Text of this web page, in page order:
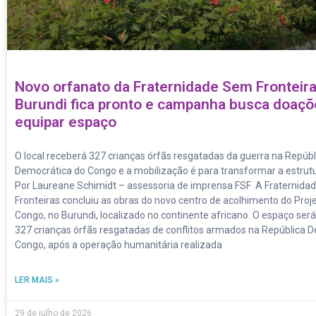
Novo orfanato da Fraternidade Sem
Burundi fica pronto e campanha busca
equipar espaço
O local receberá 327 crianças órfãs resgatadas da guerra na
Democrática do Congo e a mobilização é para transformar a
Por Laureane Schimidt – assessoria de imprensa FSF A
Fronteiras concluiu as obras do novo centro de acolhimento do
Congo, no Burundi, localizado no continente africano. O espaço
327 crianças órfãs resgatadas de conflitos armados na República
Congo, após a operação humanitária realizada
LER MAIS »
29 de julho de 2026